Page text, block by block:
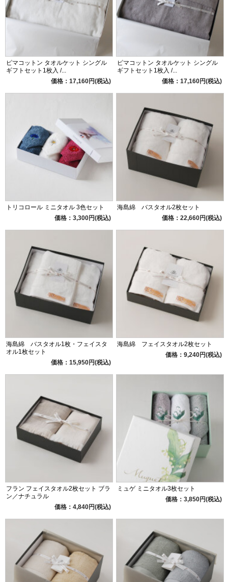
ピマコットン タオルケット シングル
ギフトセット1枚入 /...
価格：17,160円(税込)
ピマコットン タオルケット シングル
ギフトセット1枚入 /...
価格：17,160円(税込)
トリコロール ミニタオル 3色セット
価格：3,300円(税込)
海島綿 バスタオル2枚セット
価格：22,660円(税込)
海島綿 バスタオル1枚・フェイスタ
オル1枚セット
価格：15,950円(税込)
海島綿 フェイスタオル2枚セット
価格：9,240円(税込)
フラン フェイスタオル2枚セット ブラ
ン／ナチュラル
価格：4,840円(税込)
ミュゲ ミニタオル3枚セット
価格：3,850円(税込)